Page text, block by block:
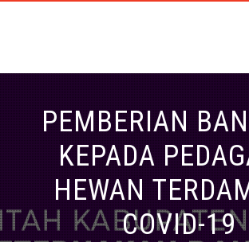
PEMBERIAN
KEPADA
HEWAN
COVID-19